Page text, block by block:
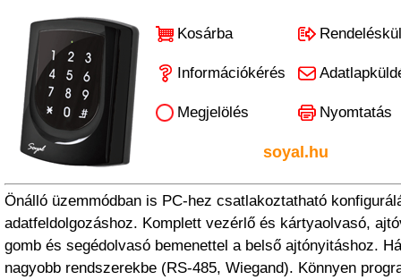
Kosárba
Információkérés
Megjelölés Nyomtatás
soyal.hu
Önálló üzemmódban is PC-hez csatlakoztatható
adatfeldolgozáshoz. Komplett vezérlő és kártyaolvasó,
gomb és segédolvasó bemenettel a belső ajtónyitáshoz.
nagyobb rendszerekbe (RS-485, Wiegand). Könnyen